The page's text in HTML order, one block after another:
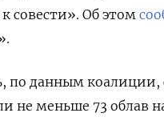
совести». Об этом
по данным коалиции,
не меньше 73 облав